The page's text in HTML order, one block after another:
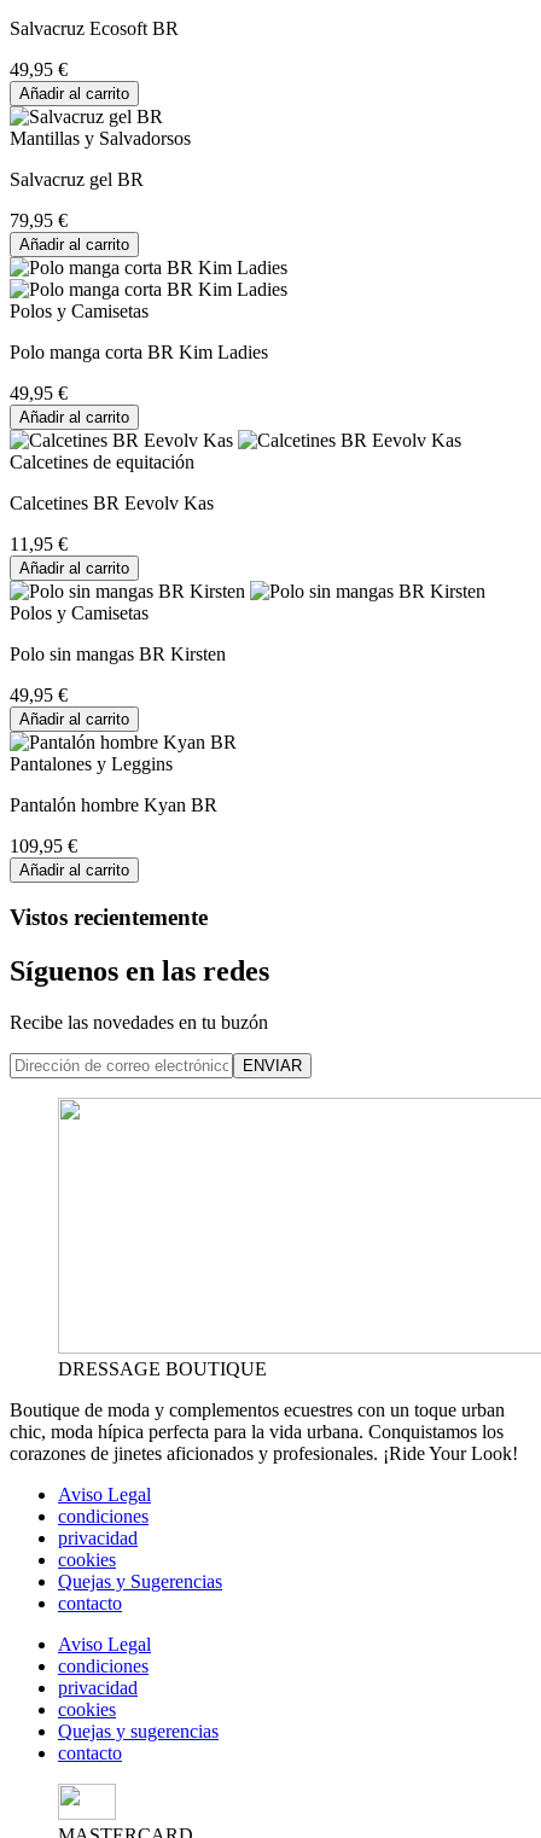
Salvacruz Ecosoft BR
49,95 €
Añadir al carrito
Mantillas y Salvadorsos
Salvacruz gel BR
79,95 €
Añadir al carrito
Polos y Camisetas
Polo manga corta BR Kim Ladies
49,95 €
Añadir al carrito
Calcetines de equitación
Calcetines BR Eevolv Kas
11,95 €
Añadir al carrito
Polos y Camisetas
Polo sin mangas BR Kirsten
49,95 €
Añadir al carrito
Pantalones y Leggins
Pantalón hombre Kyan BR
109,95 €
Añadir al carrito
Vistos recientemente
Síguenos en las redes
Recibe las novedades en tu buzón
ENVIAR
DRESSAGE BOUTIQUE
Boutique de moda y complementos ecuestres con un toque urban
chic, moda hípica perfecta para la vida urbana. Conquistamos los
corazones de jinetes aficionados y profesionales. ¡Ride Your Look!
Aviso Legal
condiciones
privacidad
cookies
Quejas y Sugerencias
contacto
Aviso Legal
condiciones
privacidad
cookies
Quejas y sugerencias
contacto